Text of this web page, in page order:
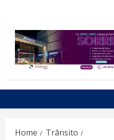
Home
Trânsito